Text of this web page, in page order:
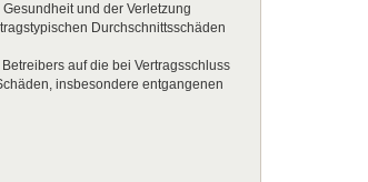
und der Verletzung
Durchschnittsschäden
auf die bei Vertragsschluss
insbesondere entgangenen